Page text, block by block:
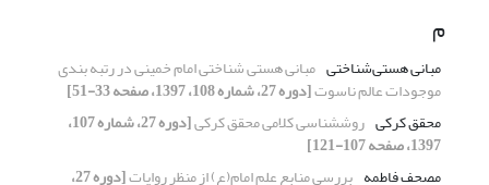
م
مبانی هستی‌شناختی مبانی هستی شناختی امام خمینی در رتبه بندی
موجودات عالم ناسوت[دوره 27، شماره 108، 1397، صفحه 33-51]
محقق کرکی روش‎شناسی کلامی محقق کرکی [دوره 27، شماره 107،
1397، صفحه 107-121]
مصحف فاطمه بررسی منابع علم امام(ع) از منظر روایات [دوره 27،